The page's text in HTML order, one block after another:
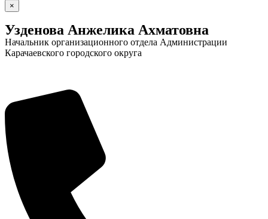
×
Узденова Анжелика Ахматовна
Начальник организационного отдела Администрации
Карачаевского городского округа